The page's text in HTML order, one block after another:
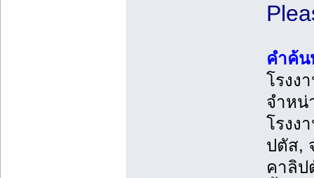
คำค้น
โรงง
จำหน่
โรงง
ปตัส,
คาลิป